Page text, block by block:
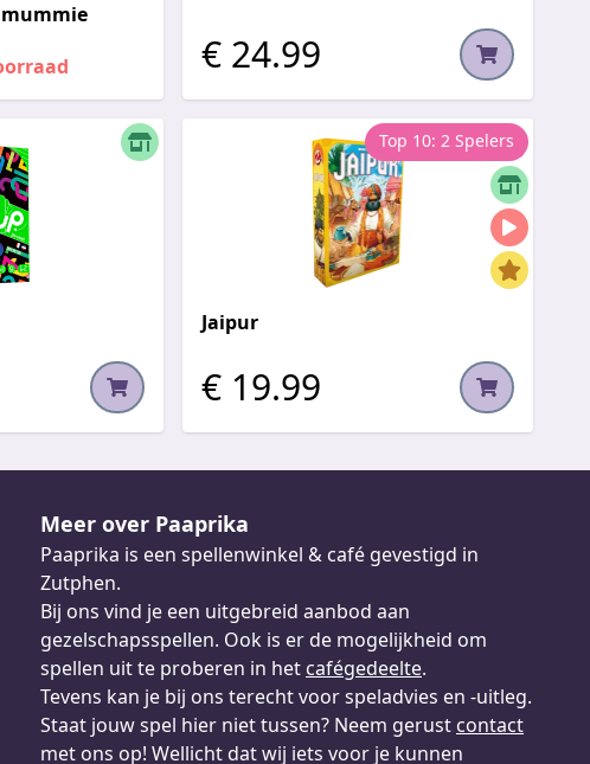
€ 24.99
Top 10: 2 Spelers
Jaipur
€ 19.99
Meer over Paaprika
Paaprika is een spellenwinkel & café gevestigd in
Zutphen.
Bij ons vind je een uitgebreid aanbod aan
gezelschapsspellen. Ook is er de mogelijkheid om
spellen uit te proberen in het cafégedeelte.
Tevens kan je bij ons terecht voor speladvies en -uitleg.
Staat jouw spel hier niet tussen? Neem gerust contact
met ons op! Wellicht dat wij iets voor je kunnen